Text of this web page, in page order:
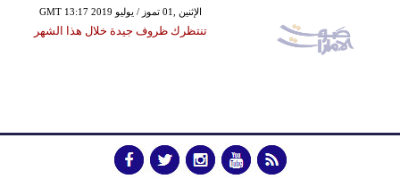
GMT 13:17 2019 الإثنين ,01 تموز / يوليو
تنتظرك ظروف جيدة خلال هذا الشهر